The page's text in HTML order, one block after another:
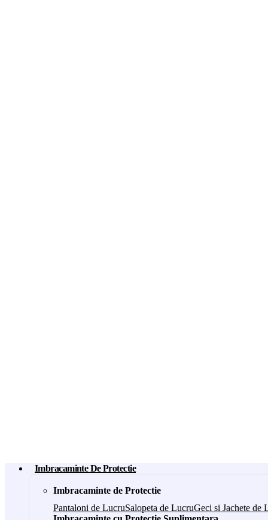
Imbracaminte De Protectie
Imbracaminte de Protectie
Pantaloni de LucruSalopeta de LucruGeci si Jachete de